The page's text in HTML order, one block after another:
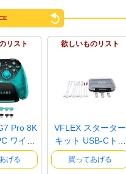
リスト
Pro 8K
ワイヤ
ー..
げる
欲しいものリスト
VFLEX スターター
キット USB-Cトリ
ガーケーブル
買ってあげる